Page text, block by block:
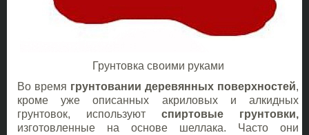
Грунтовка своими руками
Во время грунтовании деревянных поверхностей,
кроме уже описанных акриловых и алкидных
грунтовок, используют спиртовые грунтовки,
изготовленные на основе шеллака. Часто они